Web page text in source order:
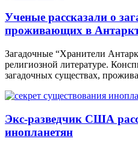
Ученые рассказали о
проживающих в
Загадочные “Хранители
религиозной литературе.
загадочных существах,
Экс-разведчик США
инопланетян